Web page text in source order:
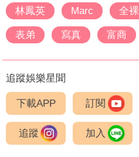
林鳳英
Marc 全裸
表弟 寫真 富商
追蹤娛樂星聞
下載APP 訂閱
追蹤 加入